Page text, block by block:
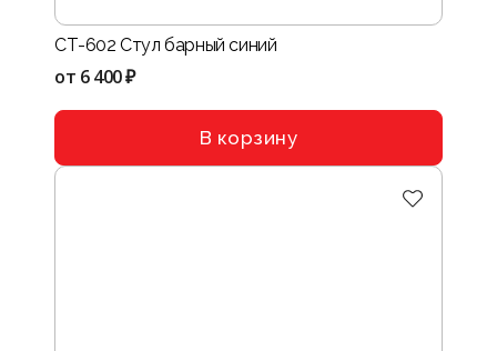
СТ-602 Стул барный синий
от 6 400 ₽
В корзину